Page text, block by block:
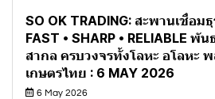
SO OK TRADING: สะพานเชื่อ
FAST • SHARP • RELIABLE พั
สากล ครบวงจรทั้งโลหะ อโลหะ
เกษตรไทย : 6 MAY 2026
6 May 2026